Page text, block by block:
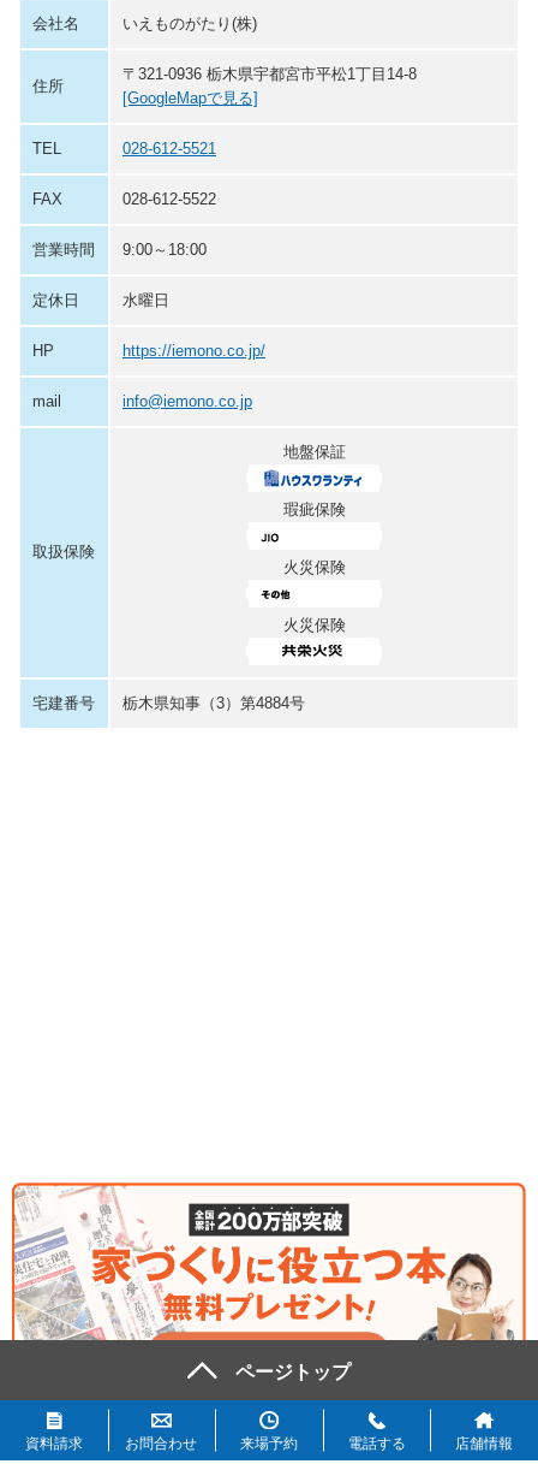
資料請求 お問合わせ 来場予約 電話する 店舗情報
会社名 いえものがたり(株)
住所
〒321-0936 栃木県宇都宮市平松1丁目14-8
[GoogleMapで見る]
TEL 028-612-5521
FAX 028-612-5522
営業時間 9:00～18:00
定休日 水曜日
HP https://iemono.co.jp/
mail info@iemono.co.jp
取扱保険
地盤保証
瑕疵保険
火災保険
火災保険
宅建番号 栃木県知事（3）第4884号